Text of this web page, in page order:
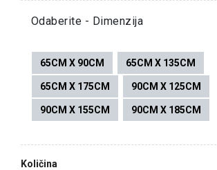
Odaberite - Dimenzija
65CM X 90CM 65CM X 135CM
65CM X 175CM 90CM X 125CM
90CM X 155CM 90CM X 185CM
Količina